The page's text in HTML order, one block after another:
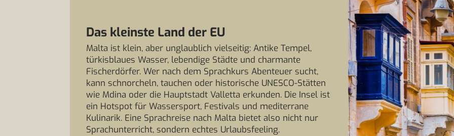
Das kleinste Land der EU
Malta ist klein, aber unglaublich vielseitig: Antike Tempel,
türkisblaues Wasser, lebendige Städte und charmante
Fischerdörfer. Wer nach dem Sprachkurs Abenteuer sucht,
kann schnorcheln, tauchen oder historische UNESCO-Stätten
wie Mdina oder die Hauptstadt Valletta erkunden. Die Insel ist
ein Hotspot für Wassersport, Festivals und mediterrane
Kulinarik. Eine Sprachreise nach Malta bietet also nicht nur
Sprachunterricht, sondern echtes Urlaubsfeeling.